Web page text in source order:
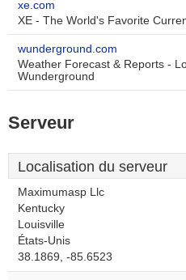
xe.com
XE - The World's Favorite
wunderground.com
Weather Forecast & Reports -
Wunderground
Serveur
Localisation du serveur
Maximumasp Llc
Kentucky
Louisville
États-Unis
38.1869, -85.6523